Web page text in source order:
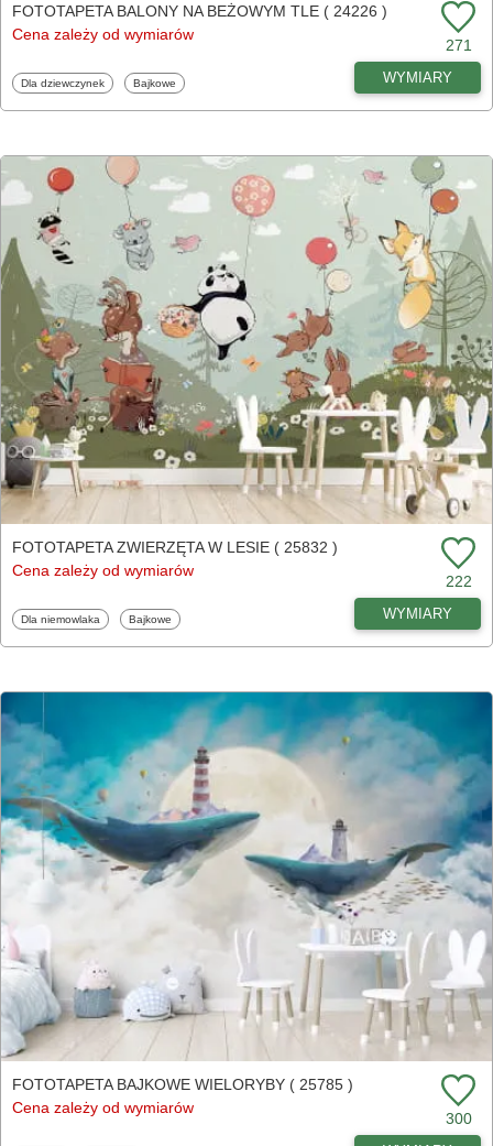
FOTOTAPETA BALONY NA BEŻOWYM TLE ( 24226 )
Cena zależy od wymiarów
271
Fototapety
Dla dziewczynek Fototapety
Bajkowe WYMIARY
FOTOTAPETA ZWIERZĘTA W LESIE ( 25832 )
Cena zależy od wymiarów
222
Fototapety
Dla niemowlaka Fototapety
Bajkowe WYMIARY
FOTOTAPETA BAJKOWE WIELORYBY ( 25785 )
Cena zależy od wymiarów
300